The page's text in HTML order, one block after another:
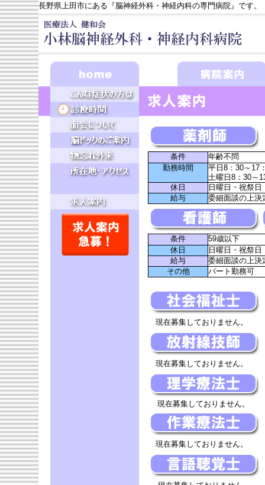
長野県上田市にある『脳神経外科・神経内科の専門病院』です。
条件
年齢不問
勤務時間
平日8：30～
土曜日8：30～
休日
日曜日・祝祭
給与
委細面談の上決
条件
59歳以下
休日
日曜日・祝祭
給与
委細面談の上決
その他
パート勤務可
現在募集しておりません。
現在募集しておりません。
現在募集しておりません。
現在募集しておりません。